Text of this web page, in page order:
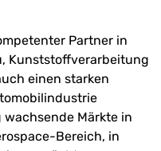
Partner in
Kunststoffverarbeitung
einen starken
Märkte in
Bereich, in